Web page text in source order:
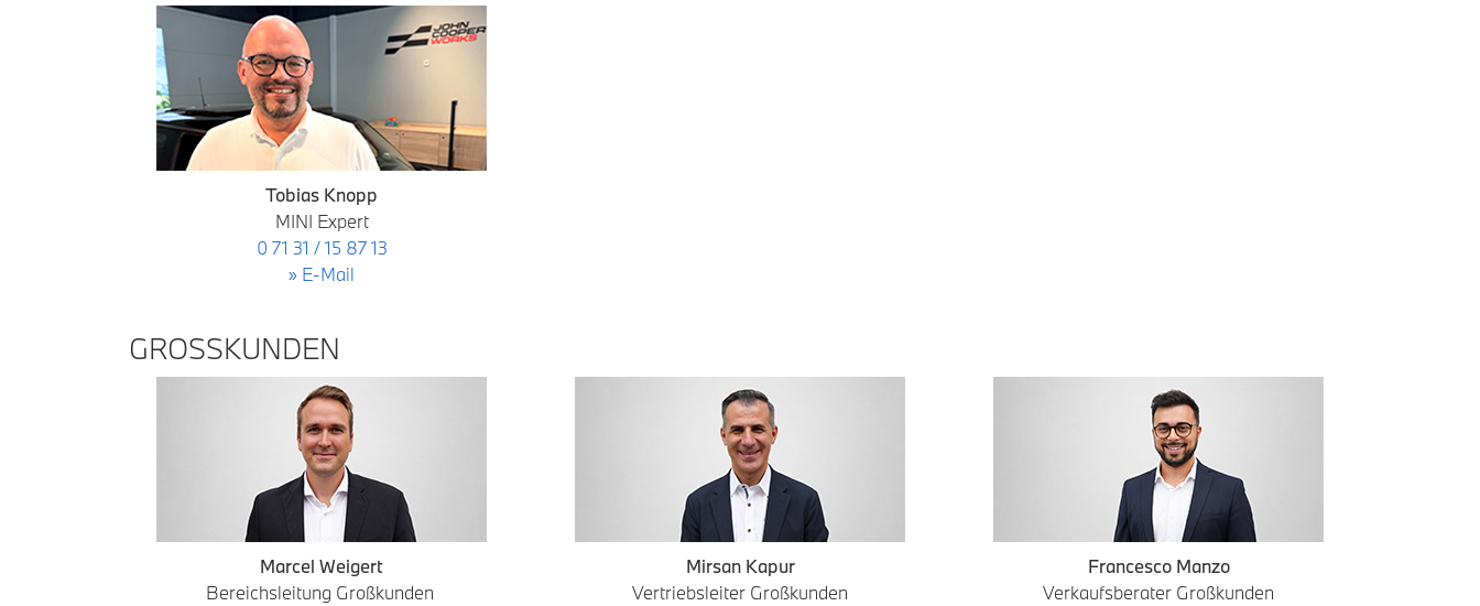
Tobias Knopp
MINI Expert
0 71 31 / 15 87 13
» E-Mail
GROSSKUNDEN
Marcel Weigert
Bereichsleitung Großkunden
Mirsan Kapur
Vertriebsleiter Großkunden
Francesco Manzo
Verkaufsberater Großkunden